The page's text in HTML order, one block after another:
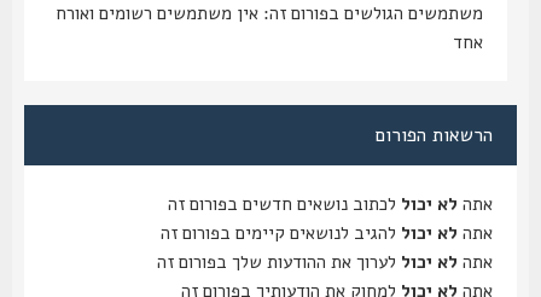
משתמשים הגולשים בפורום זה: אין משתמשים רשומים ואורח
הרשאות הפורום
לא יכול לכתוב נושאים חדשים בפורום זה
לא יכול להגיב לנושאים קיימים בפורום זה
לא יכול לערוך את ההודעות שלך בפורום זה
לא יכול למחוק את הודעותיך בפורום זה